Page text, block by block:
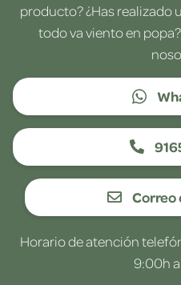
producto? ¿Has realizado
todo va viento en
Correo
Horario de atención
9:00h